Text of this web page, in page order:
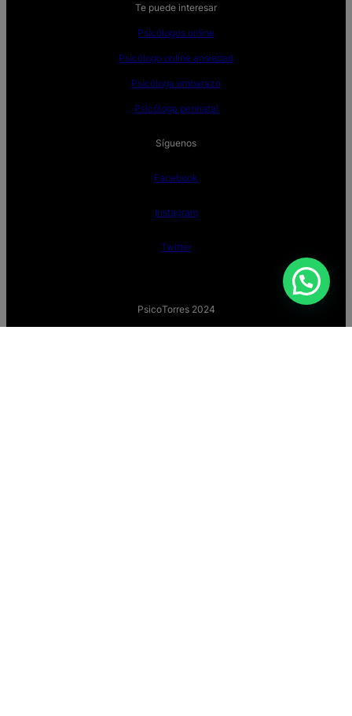
Te puede interesar
Psicólogos online
Psicólogo online ansiedad
Psicóloga embarazo
Psicóloga perinatal
Síguenos
Facebook
Instagram
Twitter
PsicoTorres 2024